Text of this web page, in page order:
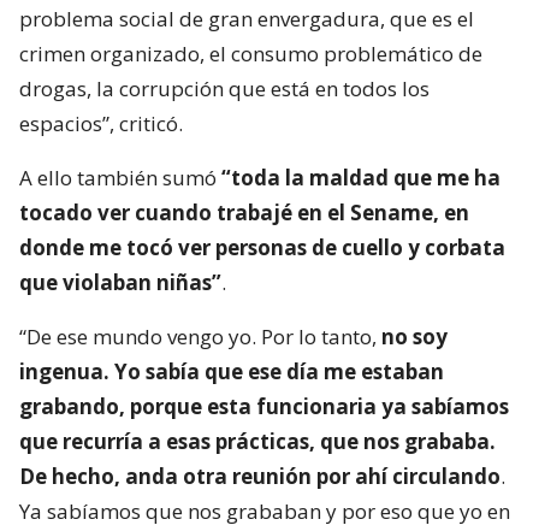
problema social de gran envergadura, que es el
crimen organizado, el consumo problemático de
drogas, la corrupción que está en todos los
espacios”, criticó.
A ello también sumó “toda la maldad que me ha
tocado ver cuando trabajé en el Sename, en
donde me tocó ver personas de cuello y corbata
que violaban niñas”.
“De ese mundo vengo yo. Por lo tanto, no soy
ingenua. Yo sabía que ese día me estaban
grabando, porque esta funcionaria ya sabíamos
que recurría a esas prácticas, que nos grababa.
De hecho, anda otra reunión por ahí circulando.
Ya sabíamos que nos grababan y por eso que yo en